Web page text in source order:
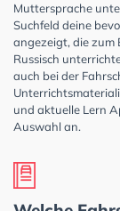
Muttersprache
Suchfeld deine
angezeigt, die zum
Russisch
auch bei der
und aktuelle Lern
Auswahl an.